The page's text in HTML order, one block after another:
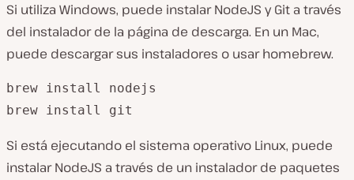
Si utiliza Windows, puede instalar NodeJS y Git a través
del instalador de la página de descarga. En un Mac,
puede descargar sus instaladores o usar homebrew.
brew install nodejs
brew install git
Si está ejecutando el sistema operativo Linux, puede
instalar NodeJS a través de un instalador de paquetes